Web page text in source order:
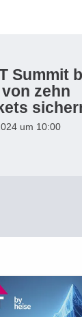
Summit
zehn
um 10:00